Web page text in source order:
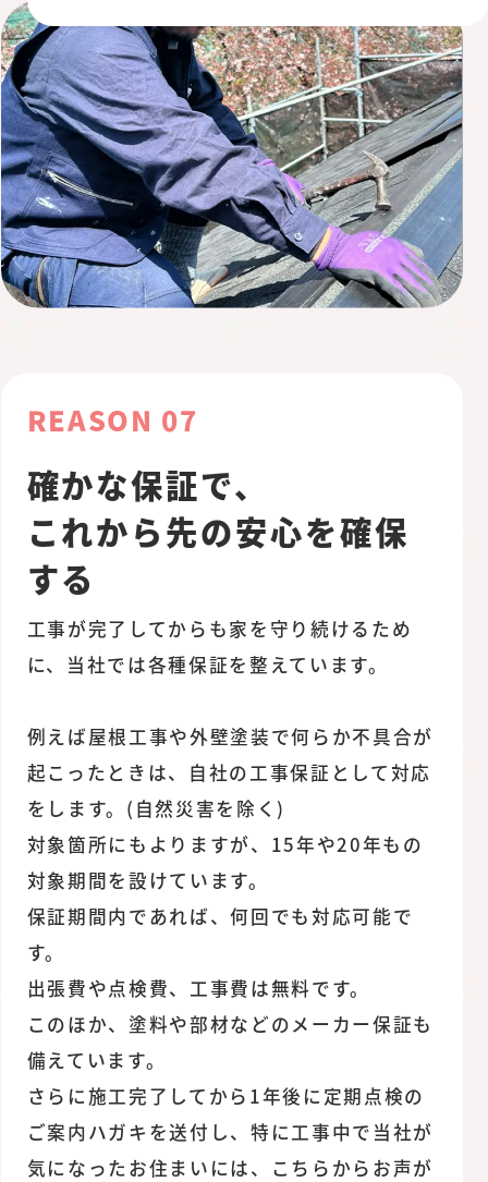
REASON 07
確かな保証で、
これから先の安心を確保
する
工事が完了してからも家を守り続けるため
に、当社では各種保証を整えています。
例えば屋根工事や外壁塗装で何らか不具合が
起こったときは、自社の工事保証として対応
をします。(自然災害を除く)
対象箇所にもよりますが、15年や20年もの
対象期間を設けています。
保証期間内であれば、何回でも対応可能で
す。
出張費や点検費、工事費は無料です。
このほか、塗料や部材などのメーカー保証も
備えています。
さらに施工完了してから1年後に定期点検の
ご案内ハガキを送付し、特に工事中で当社が
気になったお住まいには、こちらからお声が